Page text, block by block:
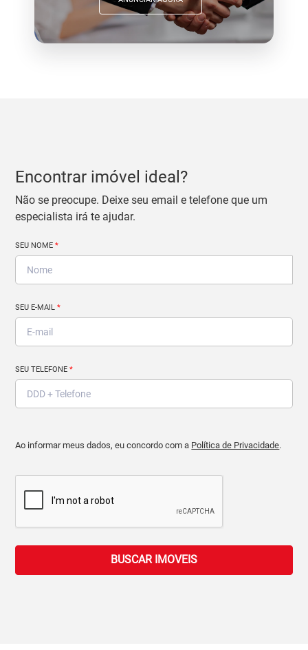
Encontrar imóvel ideal?
Não se preocupe. Deixe seu email e telefone que um
especialista irá te ajudar.
SEU NOME*
SEU E-MAIL*
SEU TELEFONE*
Ao informar meus dados, eu concordo com a Política de Privacidade.
BUSCAR IMOVEIS